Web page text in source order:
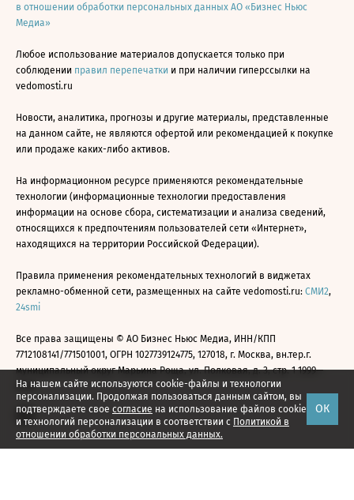
На нашем сайте используются cookie-файлы и технологии
персонализации. Продолжая пользоваться данным сайтом, вы
подтверждаете свое согласие на использование файлов cookie
и технологий персонализации в соответствии с Политикой в
отношении обработки персональных данных.
ОК
в отношении обработки персональных данных АО «Бизнес Ньюс
Медиа»
Любое использование материалов допускается только при
соблюдении правил перепечатки и при наличии гиперссылки на
vedomosti.ru
Новости, аналитика, прогнозы и другие материалы, представленные
на данном сайте, не являются офертой или рекомендацией к покупке
или продаже каких-либо активов.
На информационном ресурсе применяются рекомендательные
технологии (информационные технологии предоставления
информации на основе сбора, систематизации и анализа сведений,
относящихся к предпочтениям пользователей сети «Интернет»,
находящихся на территории Российской Федерации).
Правила применения рекомендательных технологий в виджетах
рекламно-обменной сети, размещенных на сайте vedomosti.ru: СМИ2,
24smi
Все права защищены © АО Бизнес Ньюс Медиа, ИНН/КПП
7712108141/771501001, ОГРН 1027739124775, 127018, г. Москва, вн.тер.г.
муниципальный округ Марьина Роща, ул. Полковая, д. 3, стр. 1 1999—
2026